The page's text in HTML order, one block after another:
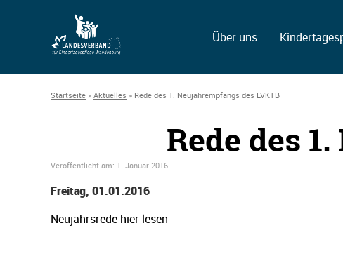
Über uns
Startseite » Aktuelles » Rede des 1. Neujahrempfangs des LVKTB
Rede des
Veröffentlicht am: 1. Januar 2016
Freitag, 01.01.2016
Neujahrsrede hier lesen